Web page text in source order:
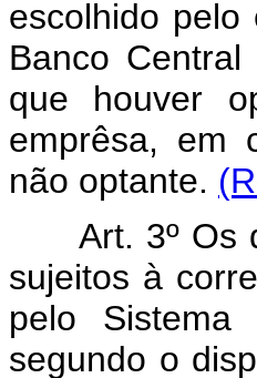
escolhido pelo
Banco
que houver
emprêsa, em
não optante.
Art. 3º Os
sujeitos à
pelo Sistema
segundo o